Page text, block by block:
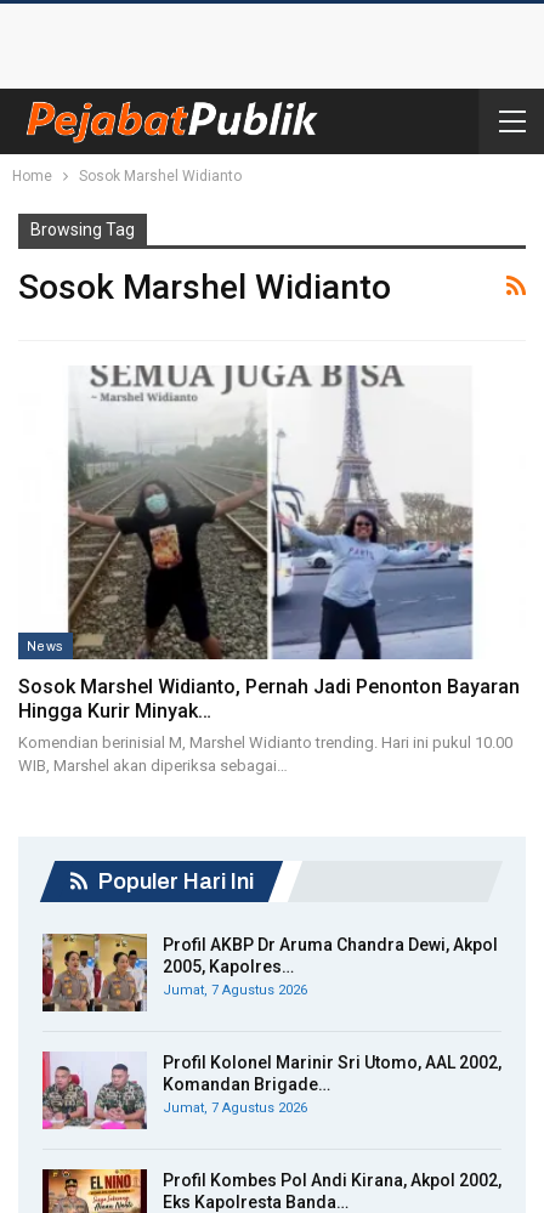
Home Sosok Marshel Widianto
Browsing Tag
Sosok Marshel Widianto
News
Sosok Marshel Widianto, Pernah Jadi Penonton Bayaran
Hingga Kurir Minyak…
Komendian berinisial M, Marshel Widianto trending. Hari ini pukul 10.00
WIB, Marshel akan diperiksa sebagai…
Populer Hari Ini
Profil AKBP Dr Aruma Chandra Dewi, Akpol
2005, Kapolres…
Jumat, 7 Agustus 2026
Profil Kolonel Marinir Sri Utomo, AAL 2002,
Komandan Brigade…
Jumat, 7 Agustus 2026
Profil Kombes Pol Andi Kirana, Akpol 2002,
Eks Kapolresta Banda…